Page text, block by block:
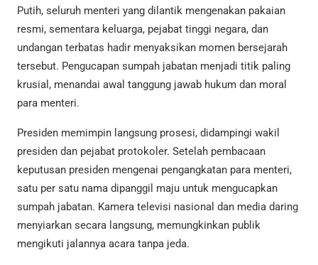
Putih, seluruh menteri yang dilantik mengenakan pakaian
resmi, sementara keluarga, pejabat tinggi negara, dan
undangan terbatas hadir menyaksikan momen bersejarah
tersebut. Pengucapan sumpah jabatan menjadi titik paling
krusial, menandai awal tanggung jawab hukum dan moral
para menteri.
Presiden memimpin langsung prosesi, didampingi wakil
presiden dan pejabat protokoler. Setelah pembacaan
keputusan presiden mengenai pengangkatan para menteri,
satu per satu nama dipanggil maju untuk mengucapkan
sumpah jabatan. Kamera televisi nasional dan media daring
menyiarkan secara langsung, memungkinkan publik
mengikuti jalannya acara tanpa jeda.